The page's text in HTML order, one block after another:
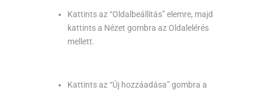
Kattints az “Oldalbeállítás” elemre, majd
kattints a Nézet gombra az Oldalelérés
mellett.
Kattints az “Új hozzáadása” gombra a